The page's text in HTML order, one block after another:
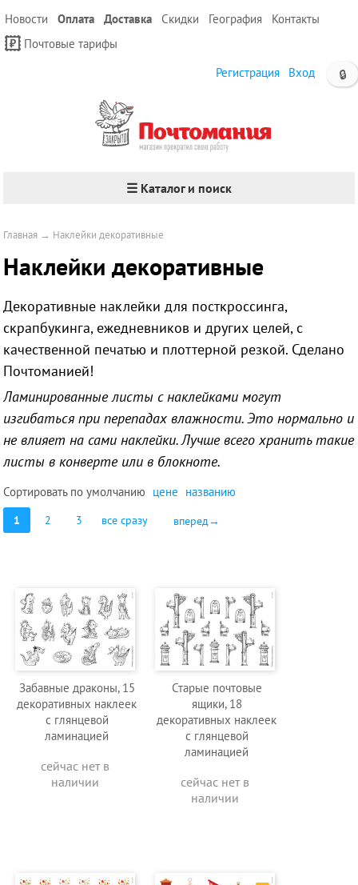
Новости Оплата Доставка Скидки География
Контакты
Почтовые тарифы
🔒
Регистрация Вход
☰ Каталог и поиск
Главная → Наклейки декоративные
Наклейки декоративные
Декоративные наклейки для посткроссинга,
скрапбукинга, ежедневников и других целей, с
качественной печатью и плоттерной резкой. Сделано
Почтоманией!
Ламинированные листы с наклейками могут
изгибаться при перепадах влажности. Это нормально и
не влияет на сами наклейки. Лучше всего хранить такие
листы в конверте или в блокноте.
Сортировать поумолчанию цене названию
1 2 3 все сразу вперед→
Забавные драконы, 15
декоративных наклеек
с глянцевой
ламинацией
сейчас нет в
наличии
Старые почтовые
ящики, 18
декоративных наклеек
с глянцевой
ламинацией
сейчас нет в
наличии